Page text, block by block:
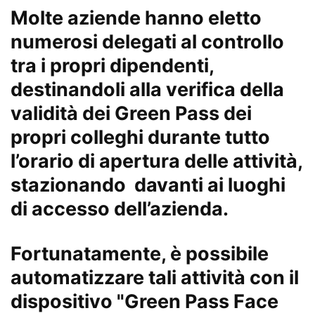
Molte aziende hanno eletto
numerosi delegati al controllo
tra i propri dipendenti,
destinandoli alla verifica della
validità dei Green Pass dei
propri colleghi durante tutto
l’orario di apertura delle attività,
stazionando davanti ai luoghi
di accesso dell’azienda.
Fortunatamente, è possibile
automatizzare tali attività con il
dispositivo "Green Pass Face